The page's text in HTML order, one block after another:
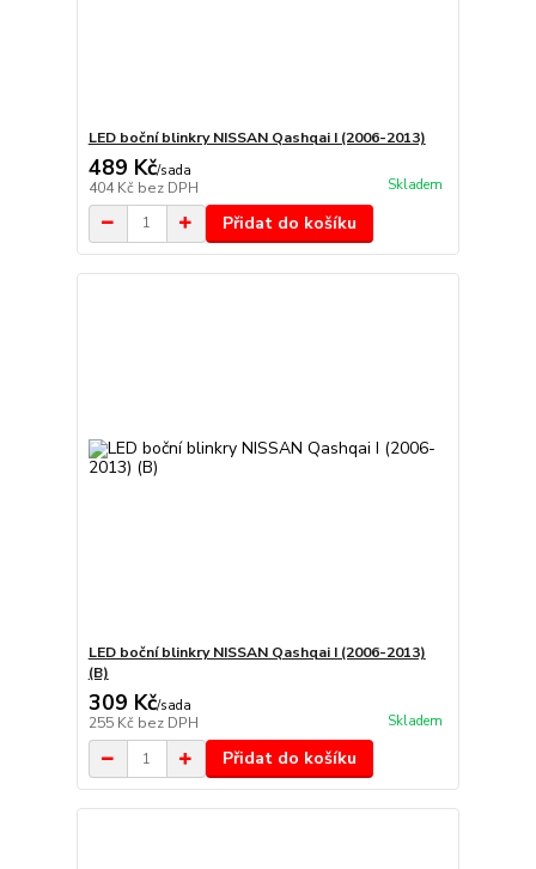
LED boční blinkry NISSAN Qashqai I (2006-2013)
489 Kč/sada
404 Kč bez DPH Skladem
Přidat do košíku
LED boční blinkry NISSAN Qashqai I (2006-2013)
(B)
309 Kč/sada
255 Kč bez DPH Skladem
Přidat do košíku